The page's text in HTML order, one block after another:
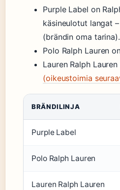
Purple Label on
käsineulotut langat
(brändin oma tarina).
Polo Ralph Lauren
Lauren Ralph
(oikeustoimia
BRÄNDILINJA
Purple Label
Polo Ralph Lauren
Lauren Ralph Lauren